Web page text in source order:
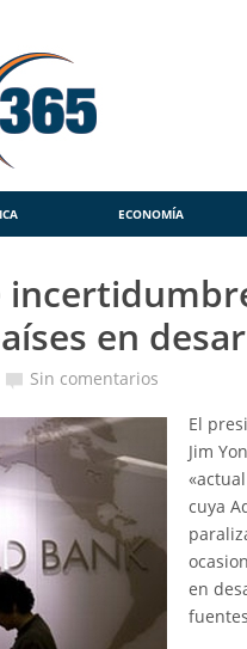
ECONOMÍA
en
Sin comentarios
El
Jim
cuya
en